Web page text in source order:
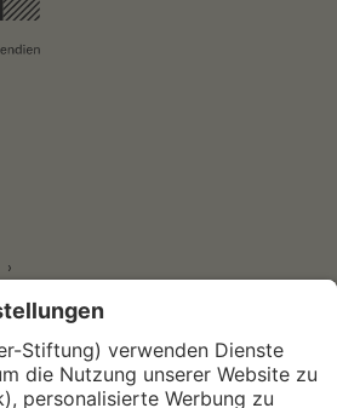
und Sozialwissenschaftliches Institut